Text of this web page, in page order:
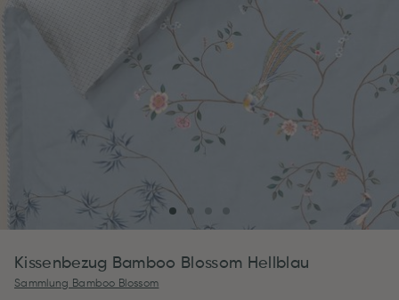
Kissenbezug Bamboo Blossom Hellblau
Sammlung Bamboo Blossom